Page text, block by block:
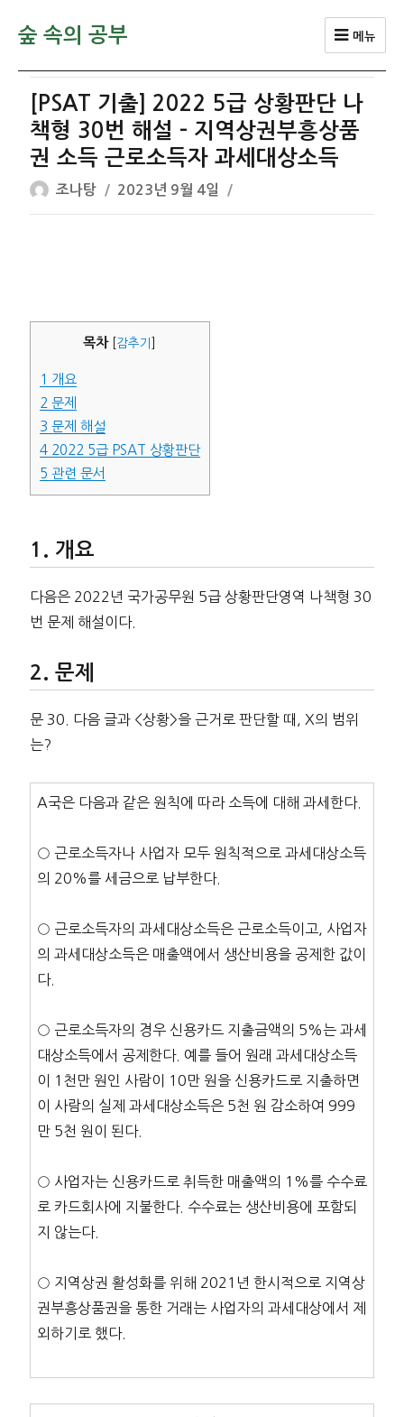
숲 속의 공부 메뉴
[PSAT 기출] 2022 5급 상황판단 나
책형 30번 해설 – 지역상권부흥상품
권 소득 근로소득자 과세대상소득
글
쓴
조나탕
작
성
2023년 9월 4일
목차 감추기
1 개요
2 문제
3 문제 해설
42022 5급 PSAT 상황판단
5 관련 문서
개요
다음은 2022년 국가공무원 5급 상황판단영역 나책형 30
번 문제 해설이다.
문제
문 30. 다음 글과 <상황>을 근거로 판단할 때, X의 범위
는?
A국은 다음과 같은 원칙에 따라 소득에 대해 과세한다.
○ 근로소득자나 사업자 모두 원칙적으로 과세대상소득
의 20%를 세금으로 납부한다.
○ 근로소득자의 과세대상소득은 근로소득이고, 사업자
의 과세대상소득은 매출액에서 생산비용을 공제한 값이
다.
○ 근로소득자의 경우 신용카드 지출금액의 5%는 과세
대상소득에서 공제한다. 예를 들어 원래 과세대상소득
이 1천만 원인 사람이 10만 원을 신용카드로 지출하면
이 사람의 실제 과세대상소득은 5천 원 감소하여 999
만 5천 원이 된다.
○ 사업자는 신용카드로 취득한 매출액의 1%를 수수료
로 카드회사에 지불한다. 수수료는 생산비용에 포함되
지 않는다.
○ 지역상권 활성화를 위해 2021년 한시적으로 지역상
권부흥상품권을 통한 거래는 사업자의 과세대상에서 제
외하기로 했다.